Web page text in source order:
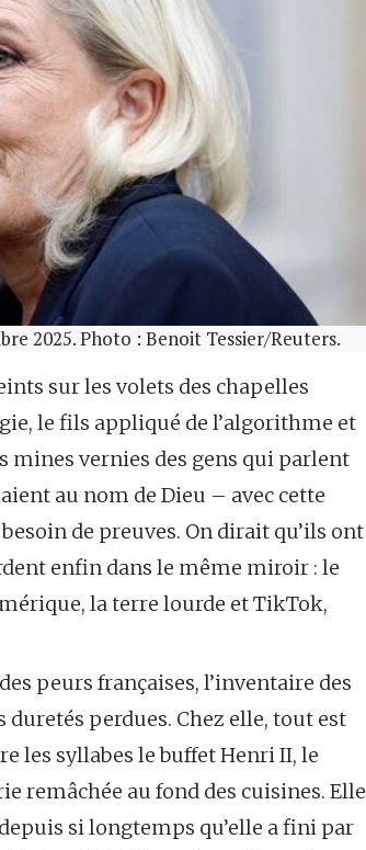
2025. Photo : Benoit Tessier/Reuters.
sur les volets des chapelles
le fils appliqué de l’algorithme et
mines vernies des gens qui parlent
au nom de Dieu – avec cette
de preuves. On dirait qu’ils ont
enfin dans le même miroir : le
la terre lourde et TikTok,
peurs françaises, l’inventaire des
duretés perdues. Chez elle, tout est
les syllabes le buffet Henri II, le
remâchée au fond des cuisines. Elle
si longtemps qu’elle a fini par